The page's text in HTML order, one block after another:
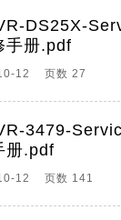
DS25X-
手册.pdf
12 页数 27
3479-
册.pdf
12 页数 141